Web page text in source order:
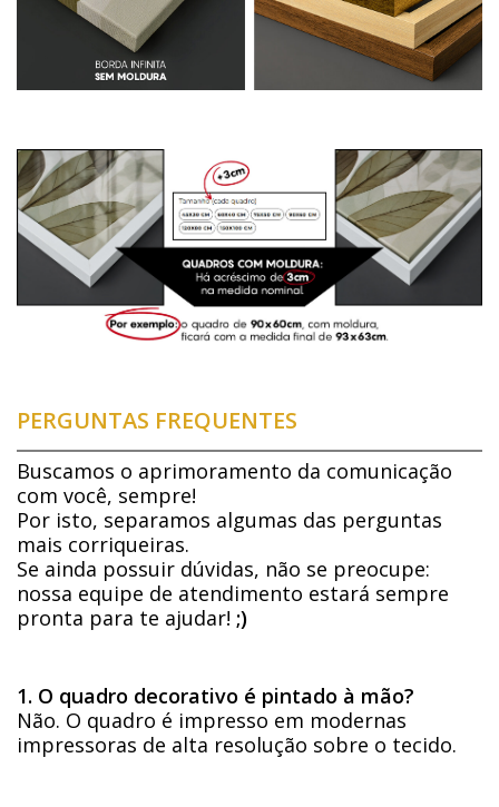
PERGUNTAS FREQUENTES
Buscamos o aprimoramento da comunicação
com você, sempre!
Por isto, separamos algumas das perguntas
mais corriqueiras.
Se ainda possuir dúvidas, não se preocupe:
nossa equipe de atendimento estará sempre
pronta para te ajudar! ;)
1. O quadro decorativo é pintado à mão?
Não. O quadro é impresso em modernas
impressoras de alta resolução sobre o tecido.